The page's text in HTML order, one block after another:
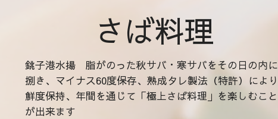
さば料理
銚子港水揚 脂がのった秋サバ・寒サバをその日の内に
捌き、マイナス60度保存、熟成タレ製法（特許）により
鮮度保持、年間を通じて「極上さば料理」を楽しむこと
が出来ます